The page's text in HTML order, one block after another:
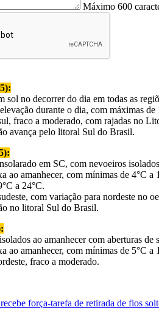
Máximo 600
sol no decorrer do dia em todas as
durante o dia, com máximas
fraco a moderado, com rajadas no
avança pelo litoral Sul do Brasil.
em SC, com nevoeiros
ao amanhecer, com mínimas de 4°C
a 24°C.
com variação para nordeste no
no litoral Sul do Brasil.
ao amanhecer com aberturas
ao amanhecer, com mínimas de 5°C
fraco a moderado.
força-tarefa de retirada de fios